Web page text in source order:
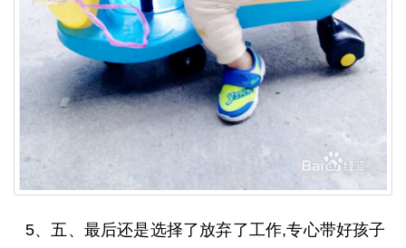
5、五、最后还是选择了放弃了工作,专心带好孩子